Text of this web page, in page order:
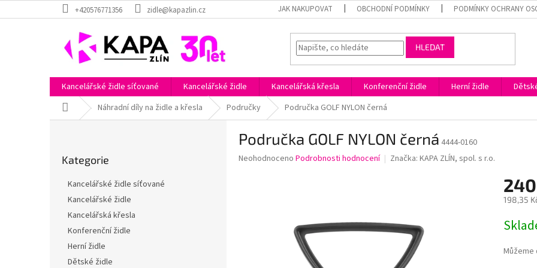
na
+420576771356 zidle@kapazlin.cz JAK NAKUPOVAT OBCHODNÍ PODMÍNKY PODMÍNKY OCHRANY
HLEDAT
Kancelářské židle síťované Kancelářské židle Kancelářská křesla Konferenční židle Herní židle
Domů Náhradní díly na židle a křesla Područky Područka GOLF NYLON černá
kategorie
Kategorie
Kancelářské židle síťované
Kancelářské židle
Kancelářská křesla
Konferenční židle
Herní židle
Dětské židle
Područka GOLF NYLON černá 4444-0160
Průměrné
Neohodnoceno Podrobnosti hodnocení Značka: KAPA ZLÍN, spol. s r.o.
198,35
cena:
Můžeme